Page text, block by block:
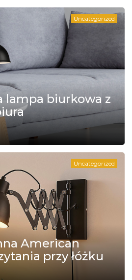
Uncategorized
lampa biurkowa z
Uncategorized
American
przy łóżku